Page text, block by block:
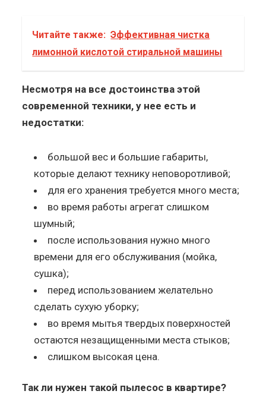
Читайте также: Эффективная чистка
лимонной кислотой стиральной машины
Несмотря на все достоинства этой
современной техники, у нее есть и
недостатки:
большой вес и большие габариты,
которые делают технику неповоротливой;
для его хранения требуется много места;
во время работы агрегат слишком
шумный;
после использования нужно много
времени для его обслуживания (мойка,
сушка);
перед использованием желательно
сделать сухую уборку;
во время мытья твердых поверхностей
остаются незащищенными места стыков;
слишком высокая цена.
Так ли нужен такой пылесос в квартире?